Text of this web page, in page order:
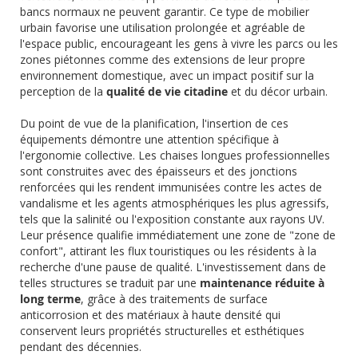
bancs normaux ne peuvent garantir. Ce type de mobilier
urbain favorise une utilisation prolongée et agréable de
l'espace public, encourageant les gens à vivre les parcs ou les
zones piétonnes comme des extensions de leur propre
environnement domestique, avec un impact positif sur la
perception de la qualité de vie citadine et du décor urbain.
Du point de vue de la planification, l'insertion de ces
équipements démontre une attention spécifique à
l'ergonomie collective. Les chaises longues professionnelles
sont construites avec des épaisseurs et des jonctions
renforcées qui les rendent immunisées contre les actes de
vandalisme et les agents atmosphériques les plus agressifs,
tels que la salinité ou l'exposition constante aux rayons UV.
Leur présence qualifie immédiatement une zone de "zone de
confort", attirant les flux touristiques ou les résidents à la
recherche d'une pause de qualité. L'investissement dans de
telles structures se traduit par une maintenance réduite à
long terme, grâce à des traitements de surface
anticorrosion et des matériaux à haute densité qui
conservent leurs propriétés structurelles et esthétiques
pendant des décennies.